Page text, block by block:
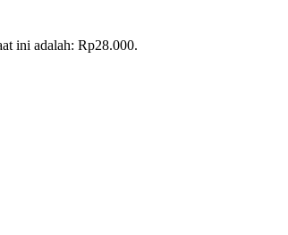
ini adalah: Rp28.000.